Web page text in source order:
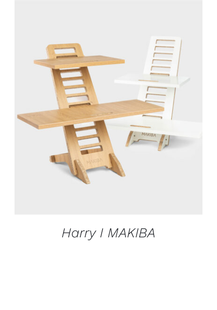
DÉTAILS
Harry I MAKIBA